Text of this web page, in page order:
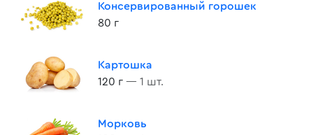
Консервированный горошек
80 г
Картошка
120 г — 1 шт.
Морковь